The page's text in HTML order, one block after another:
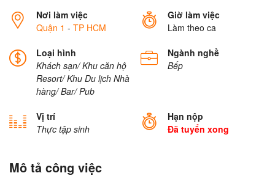
Nơi làm việc
Quận 1 - TP HCM
Giờ làm việc
Làm theo ca
Loại hình
Khách sạn/ Khu căn hộ
Resort/ Khu Du lịch Nhà
hàng/ Bar/ Pub
Ngành nghề
Bếp
Vị trí
Thực tập sinh
Hạn nộp
Đã tuyển xong
Mô tả công việc